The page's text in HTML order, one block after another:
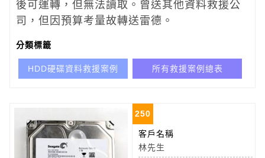
後可運轉，但無法讀取。曾送其他資料救援公
司，但因預算考量故轉送雷德。
分類標籤
HDD硬碟資料救援案例 所有救援案例總表
250
客戶名稱
林先生